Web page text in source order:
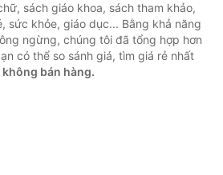
sách giáo khoa, sách tham khảo,
sức khỏe, giáo dục... Bằng khả năng
ngừng, chúng tôi đã tổng hợp hơn
có thể so sánh giá, tìm giá rẻ nhất
bán hàng.